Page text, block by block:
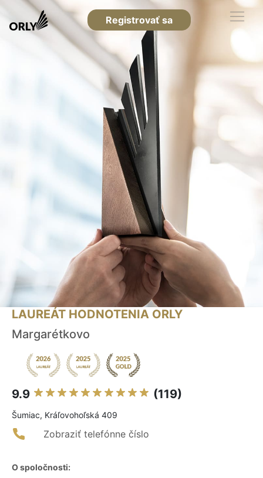
Registrovať sa
LAUREÁT HODNOTENIA ORLY
Margarétkovo
9.9 (119)
Šumiac, Kráľovohoľská 409
Zobraziť telefónne číslo
O spoločnosti: